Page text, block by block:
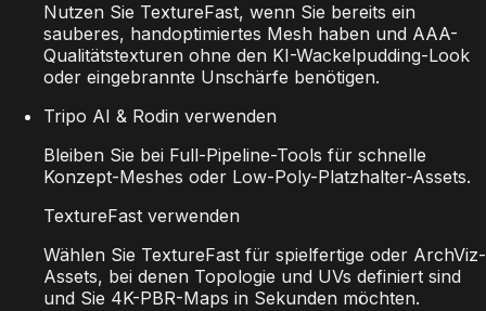
Nutzen Sie TextureFast, wenn Sie bereits ein
sauberes, handoptimiertes Mesh haben und AAA-
Qualitätstexturen ohne den KI-Wackelpudding-Look
oder eingebrannte Unschärfe benötigen.
Tripo AI & Rodin verwenden
Bleiben Sie bei Full-Pipeline-Tools für schnelle
Konzept-Meshes oder Low-Poly-Platzhalter-Assets.
TextureFast verwenden
Wählen Sie TextureFast für spielfertige oder ArchViz-
Assets, bei denen Topologie und UVs definiert sind
und Sie 4K-PBR-Maps in Sekunden möchten.